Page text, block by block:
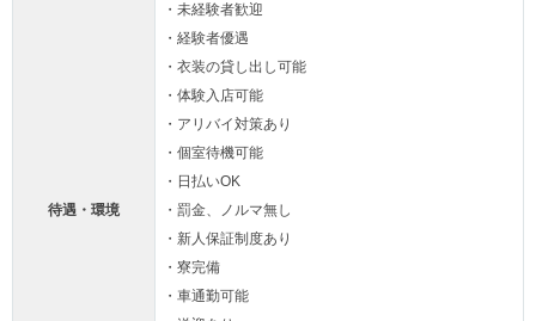
待遇・環境
・未経験者歓迎
・経験者優遇
・衣装の貸し出し可能
・体験入店可能
・アリバイ対策あり
・個室待機可能
・日払いOK
・罰金、ノルマ無し
・新人保証制度あり
・寮完備
・車通勤可能